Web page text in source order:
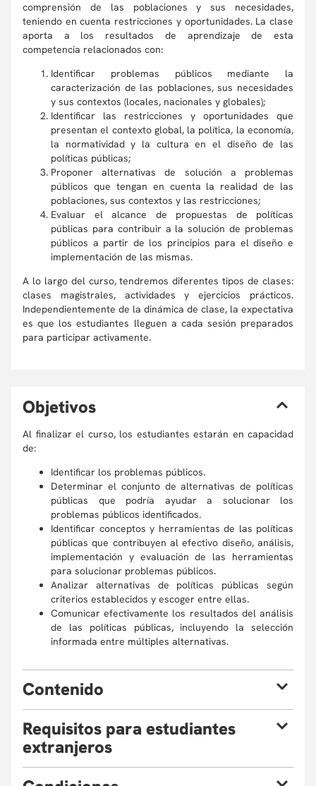
comprensión de las poblaciones y sus necesidades,
teniendo en cuenta restricciones y oportunidades. La clase
aporta a los resultados de aprendizaje de esta
competencia relacionados con:
Identificar problemas públicos mediante la
caracterización de las poblaciones, sus necesidades
y sus contextos (locales, nacionales y globales);
Identificar las restricciones y oportunidades que
presentan el contexto global, la política, la economía,
la normatividad y la cultura en el diseño de las
políticas públicas;
Proponer alternativas de solución a problemas
públicos que tengan en cuenta la realidad de las
poblaciones, sus contextos y las restricciones;
Evaluar el alcance de propuestas de políticas
públicas para contribuir a la solución de problemas
públicos a partir de los principios para el diseño e
implementación de las mismas.
A lo largo del curso, tendremos diferentes tipos de clases:
clases magistrales, actividades y ejercicios prácticos.
Independientemente de la dinámica de clase, la expectativa
es que los estudiantes lleguen a cada sesión preparados
para participar activamente.
Objetivos
Al finalizar el curso, los estudiantes estarán en capacidad
de:
Identificar los problemas públicos.
Determinar el conjunto de alternativas de políticas
públicas que podría ayudar a solucionar los
problemas públicos identificados.
Identificar conceptos y herramientas de las políticas
públicas que contribuyen al efectivo diseño, análisis,
implementación y evaluación de las herramientas
para solucionar problemas públicos.
Analizar alternativas de políticas públicas según
criterios establecidos y escoger entre ellas.
Comunicar efectivamente los resultados del análisis
de las políticas públicas, incluyendo la selección
informada entre múltiples alternativas.
Contenido
Introducir conceptos básicos para el estudio de las
políticas públicas.
Identificar actores relevantes en el diseño, análisis,
implementación y evaluación de las políticas
públicas, teniendo en cuenta los intereses de estos
Requisitos para estudiantes
extranjeros